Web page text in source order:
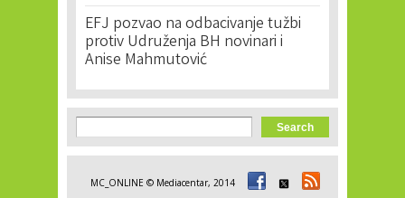
EFJ pozvao na odbacivanje tužbi
protiv Udruženja BH novinari i
Anise Mahmutović
Search form
Search
MC_ONLINE © Mediacentar, 2014